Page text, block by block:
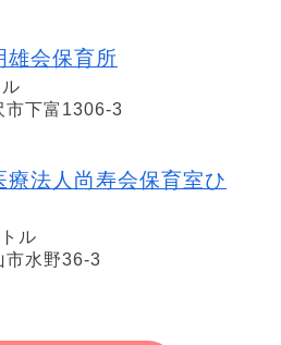
雄会保育所
市下富1306-3
療法人尚寿会保育室ひ
ル
市水野36-3